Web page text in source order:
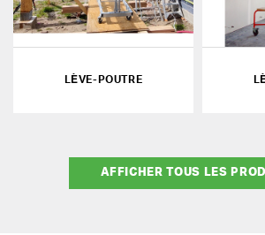
LÈVE-POUTRE
AFFICHER TOUS LES